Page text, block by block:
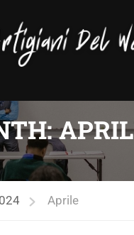
Aprile